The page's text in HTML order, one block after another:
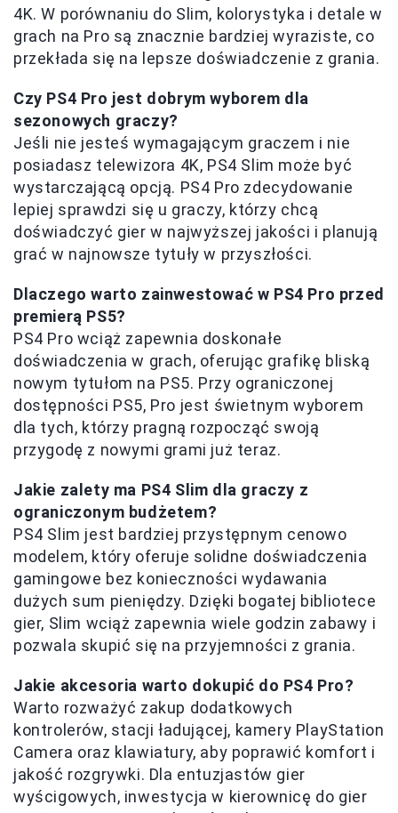
4K. W porównaniu do Slim, kolorystyka i detale w
grach na Pro są znacznie bardziej wyraziste, co
przekłada się na lepsze doświadczenie z grania.
Czy PS4 Pro jest dobrym wyborem dla
sezonowych graczy?
Jeśli nie jesteś wymagającym graczem i nie
posiadasz telewizora 4K, PS4 Slim może być
wystarczającą opcją. PS4 Pro zdecydowanie
lepiej sprawdzi się u graczy, którzy chcą
doświadczyć gier w najwyższej jakości i planują
grać w najnowsze tytuły w przyszłości.
Dlaczego warto zainwestować w PS4 Pro przed
premierą PS5?
PS4 Pro wciąż zapewnia doskonałe
doświadczenia w grach, oferując grafikę bliską
nowym tytułom na PS5. Przy ograniczonej
dostępności PS5, Pro jest świetnym wyborem
dla tych, którzy pragną rozpocząć swoją
przygodę z nowymi grami już teraz.
Jakie zalety ma PS4 Slim dla graczy z
ograniczonym budżetem?
PS4 Slim jest bardziej przystępnym cenowo
modelem, który oferuje solidne doświadczenia
gamingowe bez konieczności wydawania
dużych sum pieniędzy. Dzięki bogatej bibliotece
gier, Slim wciąż zapewnia wiele godzin zabawy i
pozwala skupić się na przyjemności z grania.
Jakie akcesoria warto dokupić do PS4 Pro?
Warto rozważyć zakup dodatkowych
kontrolerów, stacji ładującej, kamery PlayStation
Camera oraz klawiatury, aby poprawić komfort i
jakość rozgrywki. Dla entuzjastów gier
wyścigowych, inwestycja w kierownicę do gier